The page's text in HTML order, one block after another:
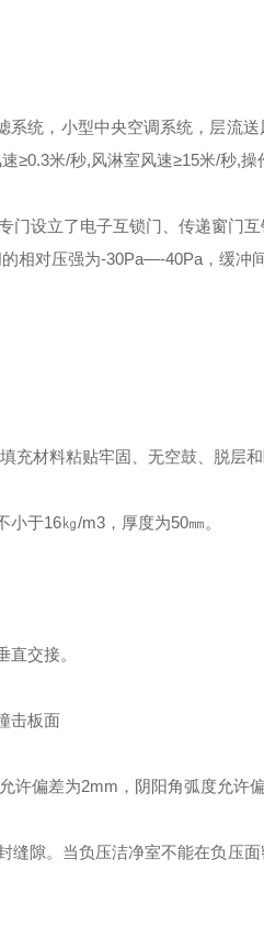
系统，小型中央空调系统，层流
≥0.3米/秒,风淋室风速≥15米/秒,
门设立了电子互锁门、传递窗门
相对压强为-30Pa—-40Pa，缓冲
充材料粘贴牢固、无空鼓、脱层和
于16㎏/m3，厚度为50㎜。
直交接。
击板面
许偏差为2mm，阴阳角弧度允许偏
缝隙。当负压洁净室不能在负压